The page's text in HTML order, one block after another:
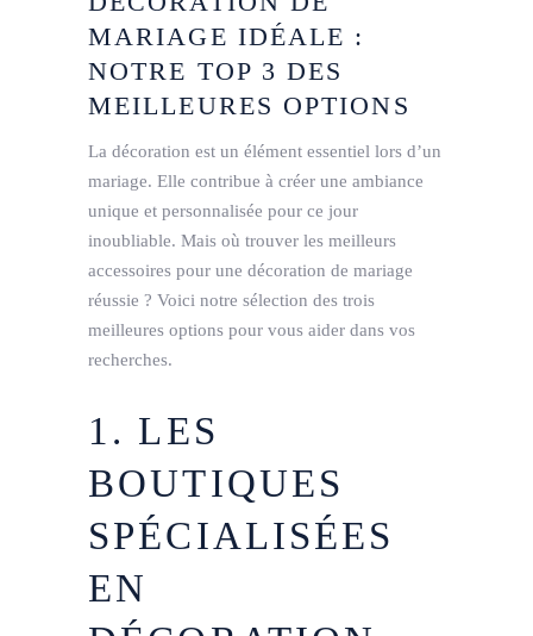
MARIAGE IDÉALE :
NOTRE TOP 3 DES
MEILLEURES OPTIONS
La décoration est un élément essentiel lors d’un
mariage. Elle contribue à créer une ambiance
unique et personnalisée pour ce jour
inoubliable. Mais où trouver les meilleurs
accessoires pour une décoration de mariage
réussie ? Voici notre sélection des trois
meilleures options pour vous aider dans vos
recherches.
1. LES
BOUTIQUES
SPÉCIALISÉES
EN